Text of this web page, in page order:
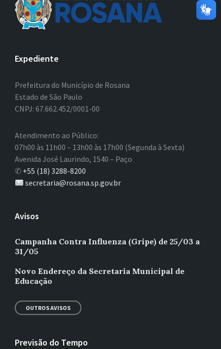
Expediente
Prefeitura do Município de Rosana
Estado de São Paulo
CNPJ: 67.662.452/0001-00
Atendimento ao Público:
07h00 às 11h00 – 13h00 às 17h00 (Segunda à Sexta)
Avenida José Laurindo, 1540 – Paço
✆ +55 (18) 3288-8200
secretaria@rosana.sp.gov.br
Avisos
Campanha Contra Influenza (Gripe) de 25/03 a
31/05
Novo Endereço da Secretaria Municipal de
Educação
OUTROS AVISOS
Previsão do Tempo